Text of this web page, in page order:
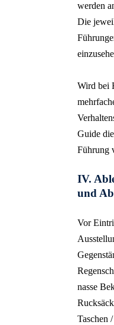
werden
Die
Wird bei
Guide
Führung
IV.
und
Vor
nasse
Taschen